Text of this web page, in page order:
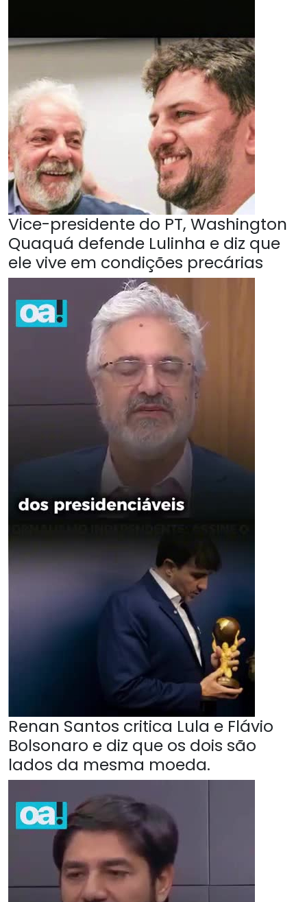
Vice-presidente do PT, Washington
Quaquá defende Lulinha e diz que
ele vive em condições precárias
Renan Santos critica Lula e Flávio
Bolsonaro e diz que os dois são
lados da mesma moeda.